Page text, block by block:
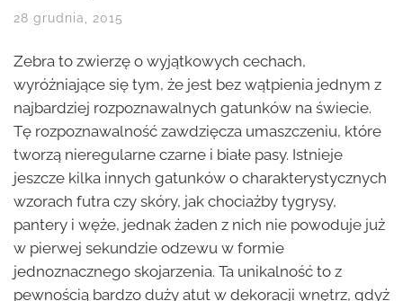
28 grudnia, 2015
Zebra to zwierzę o wyjątkowych cechach,
wyróżniające się tym, że jest bez wątpienia jednym z
najbardziej rozpoznawalnych gatunków na świecie.
Tę rozpoznawalność zawdzięcza umaszczeniu, które
tworzą nieregularne czarne i białe pasy. Istnieje
jeszcze kilka innych gatunków o charakterystycznych
wzorach futra czy skóry, jak chociażby tygrysy,
pantery i węże, jednak żaden z nich nie powoduje już
w pierwej sekundzie odzewu w formie
jednoznacznego skojarzenia. Ta unikalność to z
pewnością bardzo duży atut w dekoracji wnętrz, gdyż